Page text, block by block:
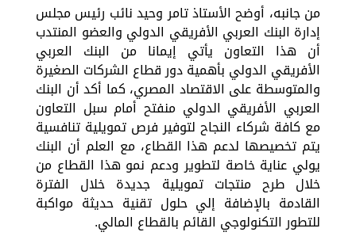
من جانبه، أوضح الأستاذ تامر وحيد نائب رئيس مجلس
إدارة البنك العربي الأفريقي الدولي والعضو المنتدب
أن هذا التعاون يأتي إيمانا من البنك العربي
الأفريقي الدولي بأهمية دور قطاع الشركات الصغيرة
والمتوسطة على الاقتصاد المصري، كما أكد أن البنك
العربي الأفريقي الدولي منفتح أمام سبل التعاون
مع كافة شركاء النجاح لتوفير فرص تمويلية تنافسية
يتم تخصيصها لدعم هذا القطاع، مع العلم أن البنك
يولي عناية خاصة لتطوير ودعم نمو هذا القطاع من
خلال طرح منتجات تمويلية جديدة خلال الفترة
القادمة بالإضافة إلي حلول تقنية حديثة مواكبة
للتطور التكنولوجي القائم بالقطاع المالي.